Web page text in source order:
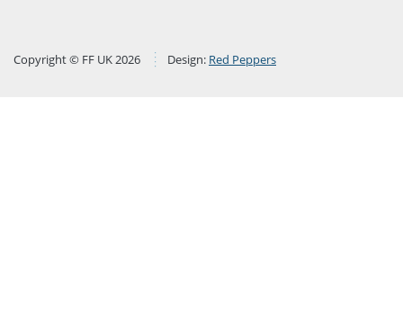
Copyright © FF UK 2026 Design: Red Peppers